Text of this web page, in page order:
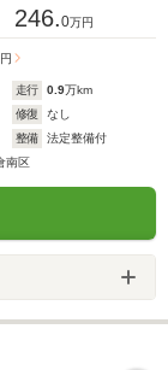
246.0万円
円
走行 0.9万km
修復
なし
整備
法定整備付
南区